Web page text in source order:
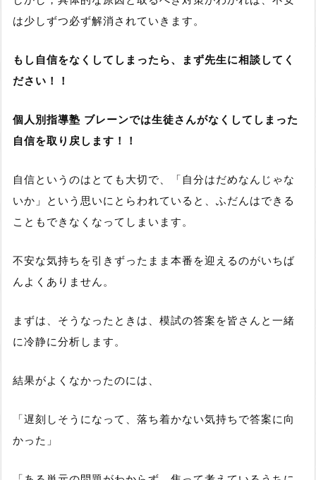
は少しずつ必ず解消されていきます。
もし自信をなくしてしまったら、まず先生に相談してく
ださい！！
個人別指導塾 ブレーンでは生徒さんがなくしてしまった
自信を取り戻します！！
自信というのはとても大切で、
「自分はだめなんじゃな
いか」という思いにとらわれていると、ふだんはできる
こともできなくなってしまいます。
不安な気持ちを引きずったまま本番を迎えるのがいちば
んよくありません。
まずは、そうなったときは、模試の答案を皆さんと一緒
に冷静に分析します。
結果がよくなかったのには、
「遅刻しそうになって、落ち着かない気持ちで答案に向
かった」